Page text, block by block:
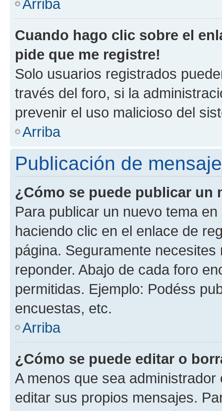
Arriba
Cuando hago clic sobre el
pide que me registre!
Solo usuarios registrados
través del foro, si la
prevenir el uso malicioso del
Arriba
Publicación de
¿Cómo se puede publicar un
Para publicar un nuevo tema
haciendo clic en el enlace de
página. Seguramente
reponder. Abajo de cada foro
permitidas. Ejemplo: Podéss
encuestas, etc.
Arriba
¿Cómo se puede editar o
A menos que sea
editar sus propios mensajes.